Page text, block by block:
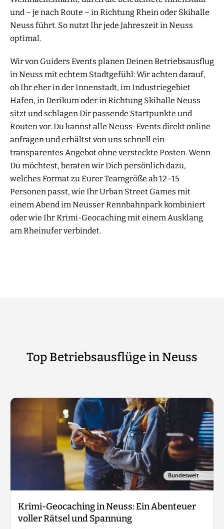
und – je nach Route – in Richtung Rhein oder Skihalle
Neuss führt. So nutzt Ihr jede Jahreszeit in Neuss
optimal.
Wir von Guiders Events planen Deinen Betriebsausflug
in Neuss mit echtem Stadtgefühl: Wir achten darauf,
ob Ihr eher in der Innenstadt, im Industriegebiet
Hafen, in Derikum oder in Richtung Skihalle Neuss
sitzt und schlagen Dir passende Startpunkte und
Routen vor. Du kannst alle Neuss-Events direkt online
anfragen und erhältst von uns schnell ein
transparentes Angebot ohne versteckte Posten. Wenn
Du möchtest, beraten wir Dich persönlich dazu,
welches Format zu Eurer Teamgröße ab 12–15
Personen passt, wie Ihr Urban Street Games mit
einem Abend im Neusser Rennbahnpark kombiniert
oder wie Ihr Krimi-Geocaching mit einem Ausklang
am Rheinufer verbindet.
Top Betriebsausflüge in Neuss
Bundesweit
Krimi-Geocaching in Neuss: Ein Abenteuer
voller Rätsel und Spannung